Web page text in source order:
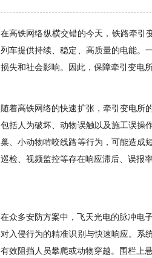
在高铁网络纵横交错的今天，铁路牵引
列车提供持续、稳定、高质量的电能。
损失和社会影响。因此，保障牵引变电
随着高铁网络的快速扩张，牵引变电所
包括人为破坏、动物误触以及施工误操
巢、小动物啃咬线路等行为，可能造成
巡检、视频监控等存在响应滞后、误报
在众多安防方案中，飞天光电的脉冲电
对入侵行为的精准识别与快速响应。系
有效阻挡人员攀爬或动物穿越。围栏上